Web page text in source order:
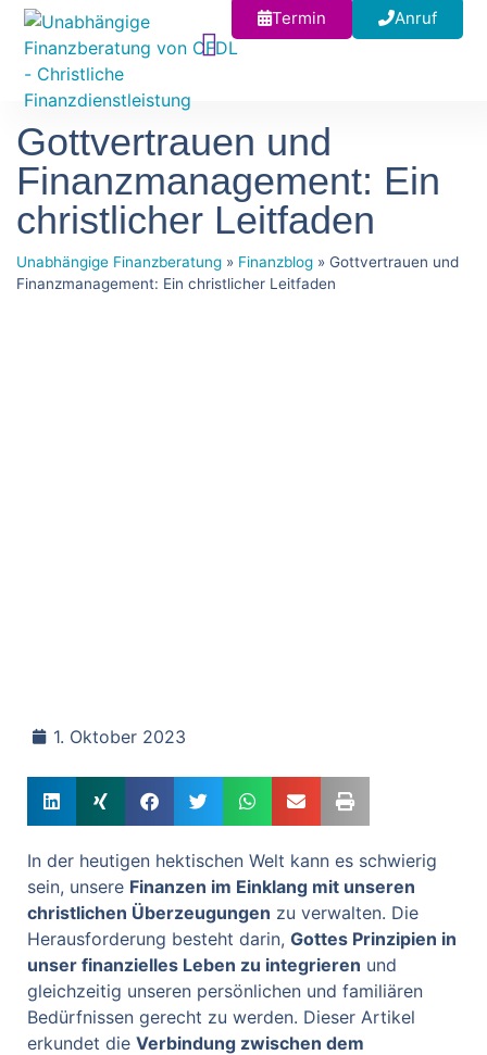
Termin Anruf
Gottvertrauen und
Finanzmanagement: Ein
christlicher Leitfaden
Unabhängige Finanzberatung » Finanzblog » Gottvertrauen und
Finanzmanagement: Ein christlicher Leitfaden
1. Oktober 2023
In der heutigen hektischen Welt kann es schwierig
sein, unsere Finanzen im Einklang mit unseren
christlichen Überzeugungen zu verwalten. Die
Herausforderung besteht darin, Gottes Prinzipien in
unser finanzielles Leben zu integrieren und
gleichzeitig unseren persönlichen und familiären
Bedürfnissen gerecht zu werden. Dieser Artikel
erkundet die Verbindung zwischen dem